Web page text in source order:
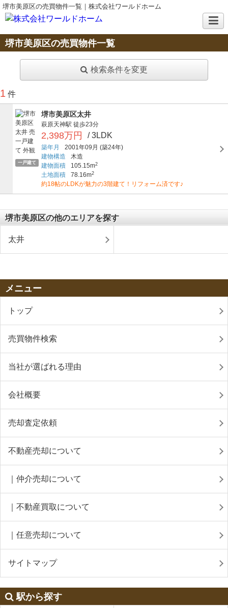
堺市美原区の売買物件一覧｜株式会社ワールドホーム
堺市美原区の売買物件一覧
検索条件を変更
1 件
一戸建て
堺市美原区太井
萩原天神駅 徒歩23分
2,398万円 / 3LDK
築年月 2001年09月 (築24年)
建物構造
木造
建物面積
105.15m2
土地面積 78.16m2
約18帖のLDKが魅力の3階建て！リフォーム済です♪
堺市美原区の他のエリアを探す
太井
メニュー
トップ
売買物件検索
当社が選ばれる理由
会社概要
売却査定依頼
不動産売却について
｜仲介売却について
｜不動産買取について
｜任意売却について
サイトマップ
駅から探す